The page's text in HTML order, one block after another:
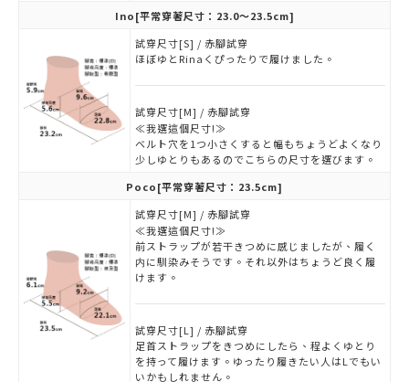
Ino[平常穿著尺寸：23.0～23.5cm]
試穿尺寸[S] / 赤腳試穿
ほぼゆとRinaくぴったりで履けました。
試穿尺寸[M] / 赤腳試穿
≪我選這個尺寸!≫
ベルト穴を1つ小さくすると幅もちょうどよくなり
少しゆとりもあるのでこちらの尺寸を選びます。
Poco[平常穿著尺寸：23.5cm]
試穿尺寸[M] / 赤腳試穿
≪我選這個尺寸!≫
前ストラップが若干きつめに感じましたが、履く
内に馴染みそうです。それ以外はちょうど良く履
けます。
試穿尺寸[L] / 赤腳試穿
足首ストラップをきつめにしたら、程よくゆとり
を持って履けます。ゆったり履きたい人はLでもい
いかもしれません。